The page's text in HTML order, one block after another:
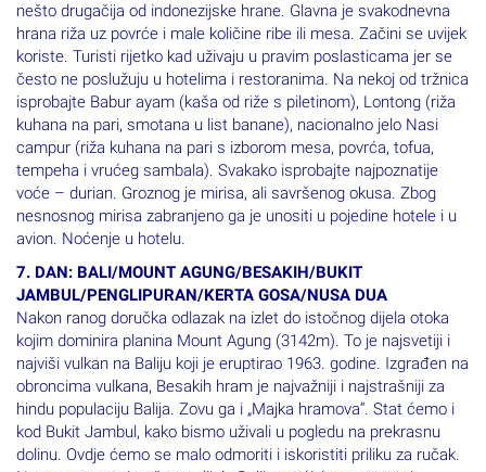
nešto drugačija od indonezijske hrane. Glavna je svakodnevna
hrana riža uz povrće i male količine ribe ili mesa. Začini se uvijek
koriste. Turisti rijetko kad uživaju u pravim poslasticama jer se
često ne poslužuju u hotelima i restoranima. Na nekoj od tržnica
isprobajte Babur ayam (kaša od riže s piletinom), Lontong (riža
kuhana na pari, smotana u list banane), nacionalno jelo Nasi
campur (riža kuhana na pari s izborom mesa, povrća, tofua,
tempeha i vrućeg sambala). Svakako isprobajte najpoznatije
voće – durian. Groznog je mirisa, ali savršenog okusa. Zbog
nesnosnog mirisa zabranjeno ga je unositi u pojedine hotele i u
avion. Noćenje u hotelu.
7. DAN: BALI/MOUNT AGUNG/BESAKIH/BUKIT
JAMBUL/PENGLIPURAN/KERTA GOSA/NUSA DUA
Nakon ranog doručka odlazak na izlet do istočnog dijela otoka
kojim dominira planina Mount Agung (3142m). To je najsvetiji i
najviši vulkan na Baliju koji je eruptirao 1963. godine. Izgrađen na
obroncima vulkana, Besakih hram je najvažniji i najstrašniji za
hindu populaciju Balija. Zovu ga i „Majka hramova“. Stat ćemo i
kod Bukit Jambul, kako bismo uživali u pogledu na prekrasnu
dolinu. Ovdje ćemo se malo odmoriti i iskoristiti priliku za ručak.